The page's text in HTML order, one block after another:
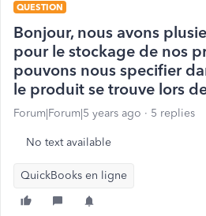
QUESTION
Bonjour, nous avons
pour le stockage de nos
pouvons nous specifier
le produit se trouve lors
Forum|Forum|5 years ago 5 replies
No text available
QuickBooks en ligne